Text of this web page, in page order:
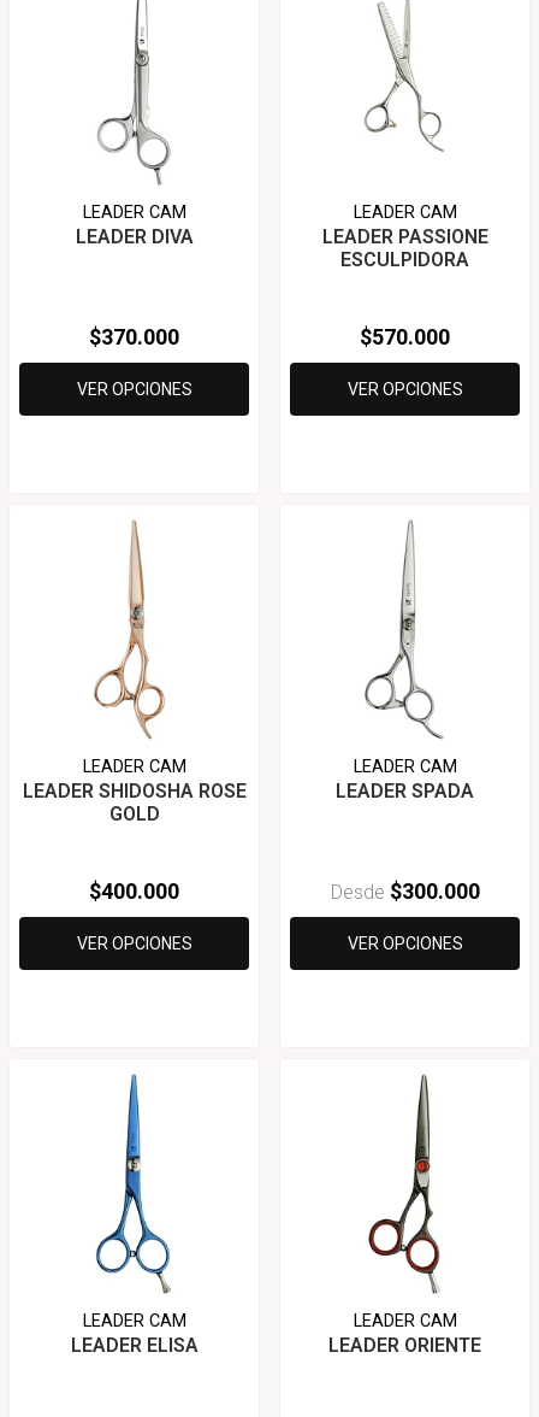
LEADER CAM
LEADER DIVA
$370.000
VER OPCIONES
LEADER CAM
LEADER PASSIONE
ESCULPIDORA
$570.000
VER OPCIONES
LEADER CAM
LEADER SHIDOSHA ROSE
GOLD
$400.000
VER OPCIONES
LEADER CAM
LEADER SPADA
Desde $300.000
VER OPCIONES
LEADER CAM
LEADER ELISA
LEADER CAM
LEADER ORIENTE